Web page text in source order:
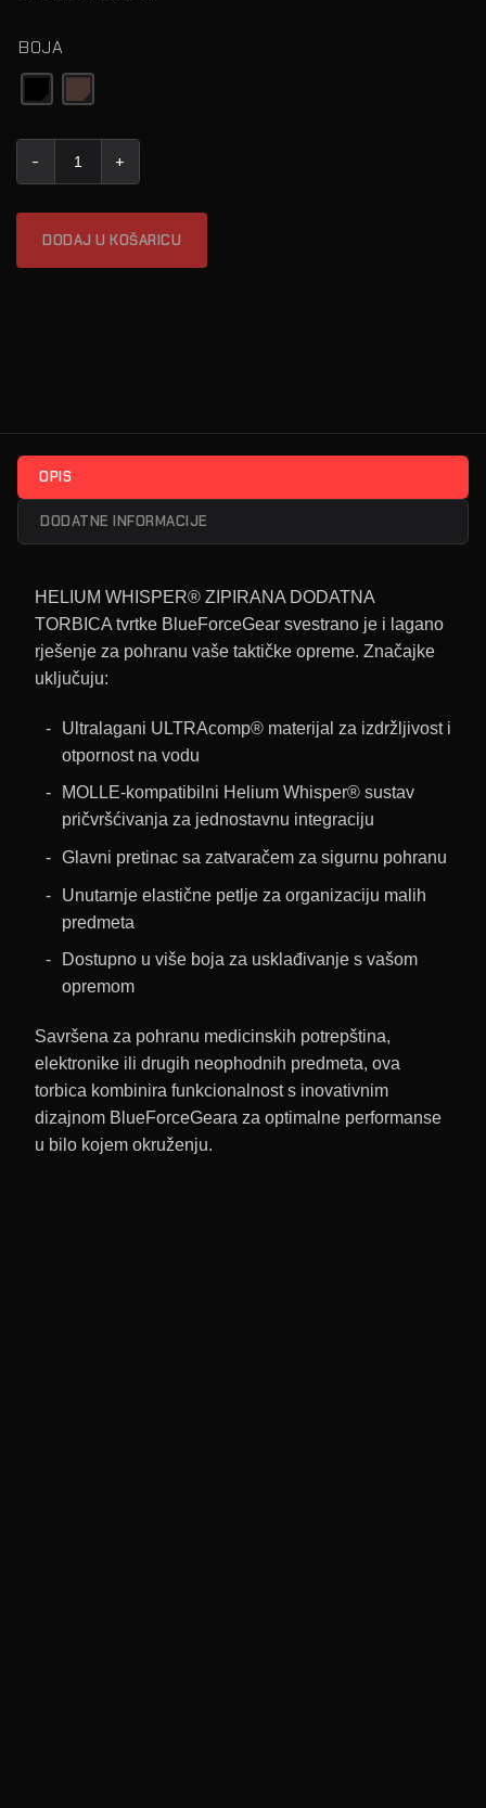
BOJA
DODAJ U KOŠARICU
OPIS
DODATNE INFORMACIJE
HELIUM WHISPER® ZIPIRANA DODATNA
TORBICA tvrtke BlueForceGear svestrano je i lagano
rješenje za pohranu vaše taktičke opreme. Značajke
uključuju:
Ultralagani ULTRAcomp® materijal za izdržljivost i
otpornost na vodu
MOLLE-kompatibilni Helium Whisper® sustav
pričvršćivanja za jednostavnu integraciju
Glavni pretinac sa zatvaračem za sigurnu pohranu
Unutarnje elastične petlje za organizaciju malih
predmeta
Dostupno u više boja za usklađivanje s vašom
opremom
Savršena za pohranu medicinskih potrepština,
elektronike ili drugih neophodnih predmeta, ova
torbica kombinira funkcionalnost s inovativnim
dizajnom BlueForceGeara za optimalne performanse
u bilo kojem okruženju.